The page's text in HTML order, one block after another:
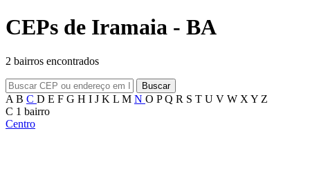
CEPs de Iramaia - BA
2 bairros encontrados
Buscar
A B C D E F G H I J K L M N O PQ R S T U V W X Y Z
C 1 bairro
Centro